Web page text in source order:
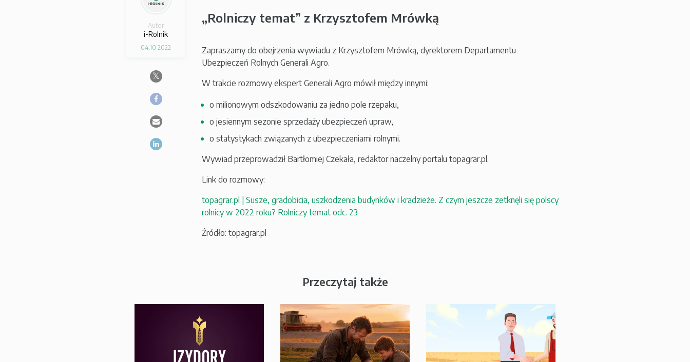
Autor
i-Rolnik
04.10.2022
„Rolniczy temat” z Krzysztofem Mrówką
Zapraszamy do obejrzenia wywiadu z Krzysztofem Mrówką, dyrektorem Departamentu
Ubezpieczeń Rolnych Generali Agro.
W trakcie rozmowy ekspert Generali Agro mówił między innymi:
o milionowym odszkodowaniu za jedno pole rzepaku,
o jesiennym sezonie sprzedaży ubezpieczeń upraw,
o statystykach związanych z ubezpieczeniami rolnymi.
Wywiad przeprowadził Bartłomiej Czekała, redaktor naczelny portalu topagrar.pl.
Link do rozmowy:
topagrar.pl | Susze, gradobicia, uszkodzenia budynków i kradzieże. Z czym jeszcze zetknęli się polscy
rolnicy w 2022 roku? Rolniczy temat odc. 23
Źródło: topagrar.pl
Przeczytaj także